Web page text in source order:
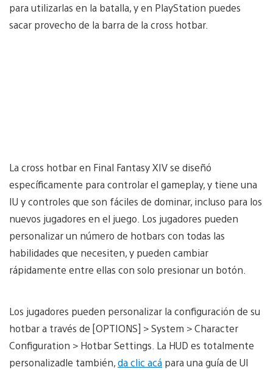
para utilizarlas en la batalla, y en PlayStation puedes
sacar provecho de la barra de la cross hotbar.
La cross hotbar en Final Fantasy XIV se diseñó
específicamente para controlar el gameplay, y tiene una
IU y controles que son fáciles de dominar, incluso para los
nuevos jugadores en el juego. Los jugadores pueden
personalizar un número de hotbars con todas las
habilidades que necesiten, y pueden cambiar
rápidamente entre ellas con solo presionar un botón.
Los jugadores pueden personalizar la configuración de su
hotbar a través de [OPTIONS] > System > Character
Configuration > Hotbar Settings. La HUD es totalmente
personalizadle también,da clic acá para una guía de UI